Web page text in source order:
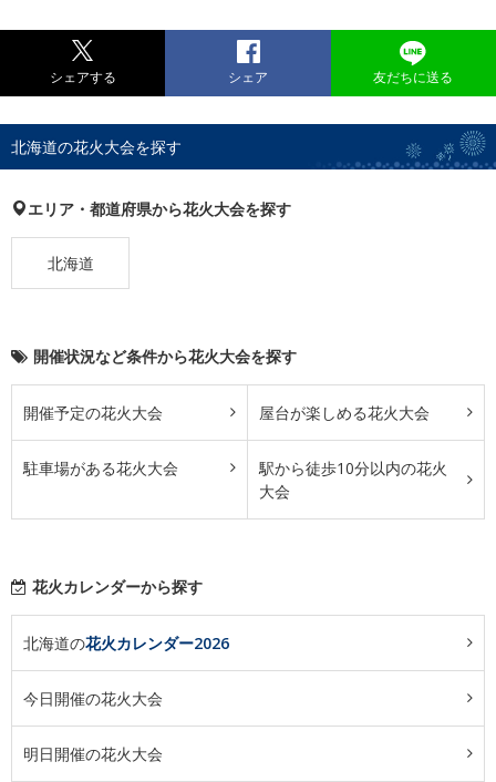
シェアする シェア 友だちに送る
北海道の花火大会を探す
エリア・都道府県から花火大会を探す
北海道
開催状況など条件から花火大会を探す
開催予定の花火大会 屋台が楽しめる花火大会
駐車場がある花火大会
駅から徒歩10分以内の花火
大会
花火カレンダーから探す
北海道の花火カレンダー2026
今日開催の花火大会
明日開催の花火大会